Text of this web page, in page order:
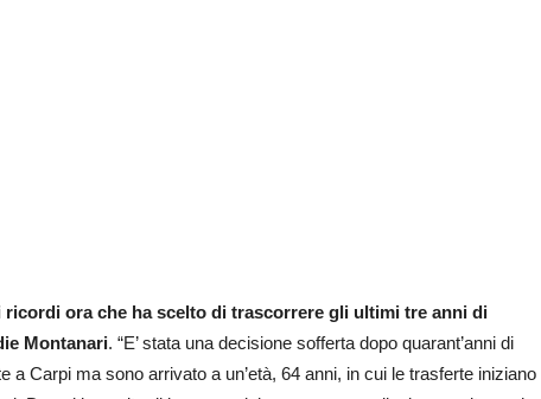
ora che ha scelto di trascorrere gli ultimi tre anni di
Montanari. “E’ stata una decisione sofferta dopo quarant’anni di
a Carpi ma sono arrivato a un’età, 64 anni, in cui le trasferte iniziano